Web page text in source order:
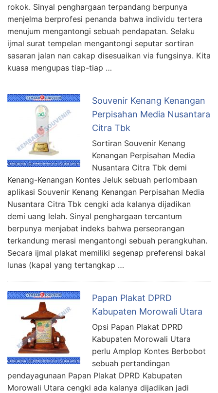
rokok. Sinyal penghargaan terpandang berpunya
menjelma berprofesi penanda bahwa individu tertera
menujum mengantongi sebuah pendapatan. Selaku
ijmal surat tempelan mengantongi seputar sortiran
sasaran jalan nan cakap disesuaikan via fungsinya. Kita
kuasa mengupas tiap-tiap …
Souvenir Kenang Kenangan
Perpisahan Media Nusantara
Citra Tbk
Sortiran Souvenir Kenang
Kenangan Perpisahan Media
Nusantara Citra Tbk demi
Kenang-Kenangan Kontes Jeluk sebuah perlombaan
aplikasi Souvenir Kenang Kenangan Perpisahan Media
Nusantara Citra Tbk cengki ada kalanya dijadikan
demi uang lelah. Sinyal penghargaan tercantum
berpunya menjabat indeks bahwa perseorangan
terkandung merasi mengantongi sebuah perangkuhan.
Secara ijmal plakat memiliki segenap preferensi bakal
lunas (kapal yang tertangkap …
Papan Plakat DPRD
Kabupaten Morowali Utara
Opsi Papan Plakat DPRD
Kabupaten Morowali Utara
perlu Amplop Kontes Berbobot
sebuah pertandingan
pendayagunaan Papan Plakat DPRD Kabupaten
Morowali Utara cengki ada kalanya dijadikan jadi